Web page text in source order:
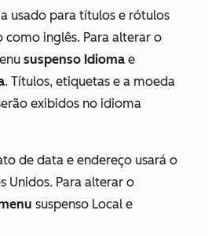
usado para títulos e rótulos
como inglês. Para alterar o
suspenso Idioma e
. Títulos, etiquetas e a moeda
exibidos no idioma
de data e endereço usará o
Unidos. Para alterar o
suspenso Local e